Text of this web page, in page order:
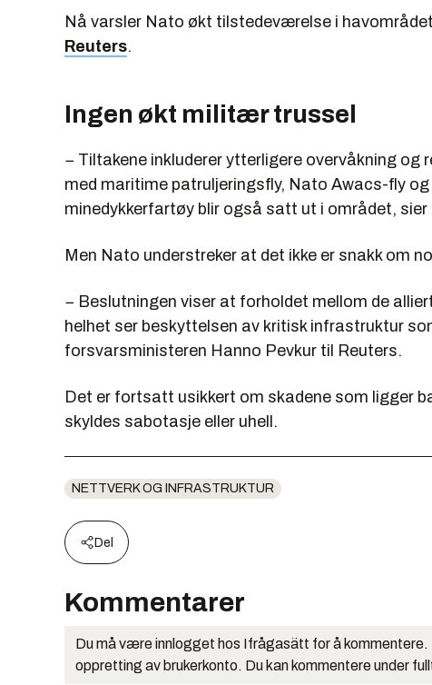
Nå varsler Nato økt tilstedeværelse i
Reuters.
Ingen økt militær trussel
− Tiltakene inkluderer ytterligere overvåkning og
med maritime patruljeringsfly, Nato Awacs-fly og
minedykkerfartøy blir også satt ut i området,
Men Nato understreker at det ikke er snakk om
− Beslutningen viser at forholdet mellom de
helhet ser beskyttelsen av kritisk infrastruktur
forsvarsministeren Hanno Pevkur til Reuters.
Det er fortsatt usikkert om skadene som ligger
skyldes sabotasje eller uhell.
NETTVERK OG INFRASTRUKTUR
Del
Kommentarer
Du må være innlogget hos Ifrågasätt for å
oppretting av brukerkonto. Du kan kommentere under